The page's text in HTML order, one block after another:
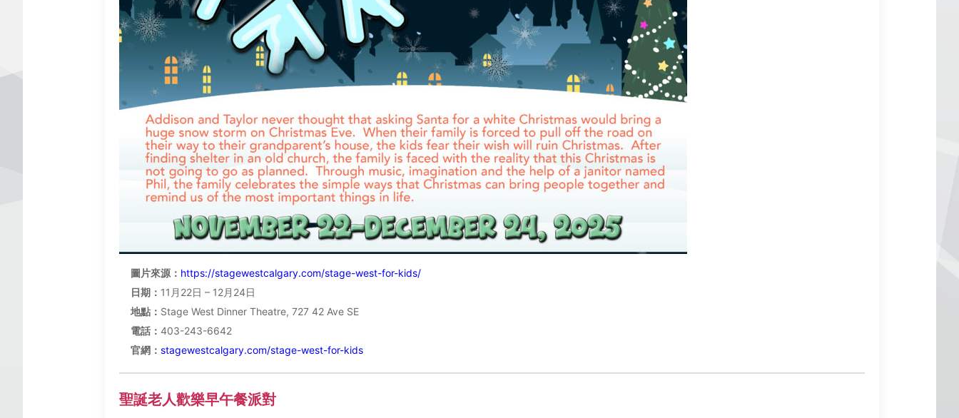
圖片來源： https://stagewestcalgary.com/stage-west-for-kids/
日期： 11月22日 – 12月24日
地點： Stage West Dinner Theatre, 727 42 Ave SE
電話： 403-243-6642
官網： stagewestcalgary.com/stage-west-for-kids
聖誕老人歡樂早午餐派對